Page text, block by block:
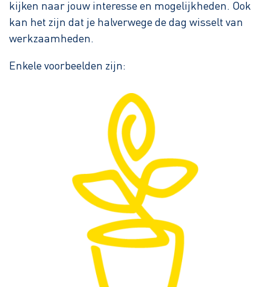
kijken naar jouw interesse en mogelijkheden. Ook
kan het zijn dat je halverwege de dag wisselt van
werkzaamheden.
Enkele voorbeelden zijn: